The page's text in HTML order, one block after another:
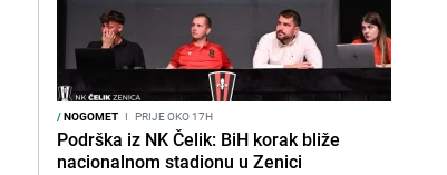
/NOGOMET I PRIJE OKO 17H
Podrška iz NK Čelik: BiH korak bliže
nacionalnom stadionu u Zenici